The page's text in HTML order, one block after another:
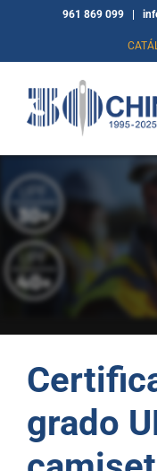
961 869 099 |
grado